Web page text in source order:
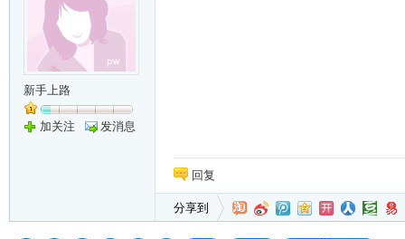
新手上路
加关注 发消息
回复
分享到